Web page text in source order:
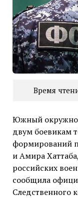
Время
Южный
двум боевикам
формирований
и Амира
российских
сообщила
Следственного